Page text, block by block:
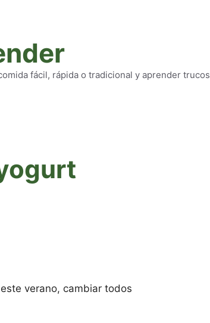
fácil, rápida o tradicional y aprender trucos
verano, cambiar todos